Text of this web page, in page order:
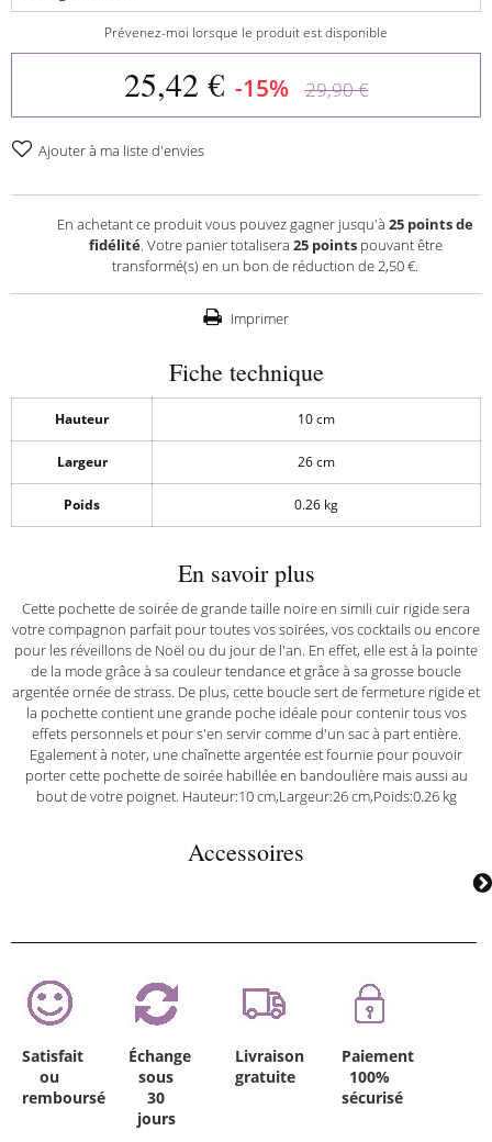
Prévenez-moi lorsque le produit est disponible
25,42 € -15% 29,90 €
Ajouter à ma liste d'envies
En achetant ce produit vous pouvez gagner jusqu'à 25 points de
fidélité. Votre panier totalisera 25pointspouvant être
transformé(s) en un bon de réduction de 2,50 €.
Imprimer
Fiche technique
Hauteur 10 cm
Largeur 26 cm
Poids 0.26 kg
En savoir plus
Cette pochette de soirée de grande taille noire en simili cuir rigide sera
votre compagnon parfait pour toutes vos soirées, vos cocktails ou encore
pour les réveillons de Noël ou du jour de l'an. En effet, elle est à la pointe
de la mode grâce à sa couleur tendance et grâce à sa grosse boucle
argentée ornée de strass. De plus, cette boucle sert de fermeture rigide et
la pochette contient une grande poche idéale pour contenir tous vos
effets personnels et pour s'en servir comme d'un sac à part entière.
Egalement à noter, une chaînette argentée est fournie pour pouvoir
porter cette pochette de soirée habillée en bandoulière mais aussi au
bout de votre poignet. Hauteur:10 cm,Largeur:26 cm,Poids:0.26 kg
Accessoires
Satisfait
ou
remboursé
Échange
sous
30
jours
Livraison
gratuite
Paiement
100%
sécurisé